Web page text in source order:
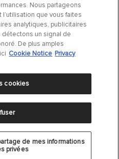
d'utilisation|Cookie Settings|Cookie
ses filiales dans un ou plusieurs pays.
Nous partageons
que vous faites
analytiques, publicitaires
détectons un signal de
De plus amples
Cookie Notice Privacy
de mes informations
privées
cookies